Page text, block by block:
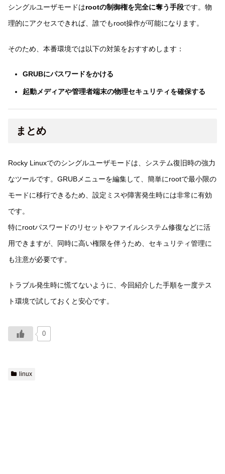
シングルユーザモードはrootの制御権を完全に奪う手段です。物
理的にアクセスできれば、誰でもroot操作が可能になります。
そのため、本番環境では以下の対策をおすすめします：
GRUBにパスワードをかける
起動メディアや管理者端末の物理セキュリティを確保する
まとめ
Rocky Linuxでのシングルユーザモードは、システム復旧時の強力
なツールです。GRUBメニューを編集して、簡単にrootで最小限の
モードに移行できるため、設定ミスや障害発生時には非常に有効
です。
特にrootパスワードのリセットやファイルシステム修復などに活
用できますが、同時に高い権限を伴うため、セキュリティ管理に
も注意が必要です。
トラブル発生時に慌てないように、今回紹介した手順を一度テス
ト環境で試しておくと安心です。
0
linux